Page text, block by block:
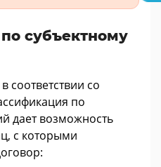
субъектному
соответствии со
по
дает возможность
с которыми